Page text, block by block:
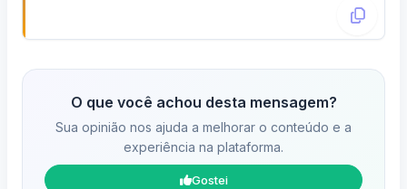
O que você achou desta mensagem?
Sua opinião nos ajuda a melhorar o conteúdo e a
experiência na plataforma.
Gostei